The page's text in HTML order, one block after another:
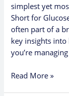
simplest yet
Short for
often part of a
key insights
you’re
Read More »